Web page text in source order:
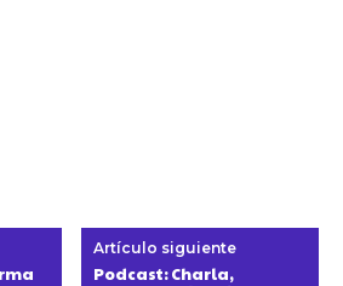
Artículo siguiente
Podcast: Charla,